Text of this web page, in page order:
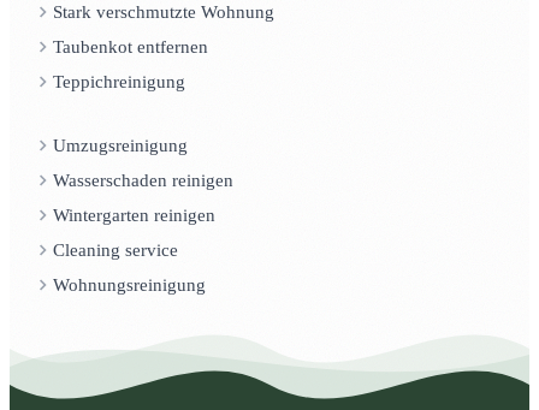
Stark verschmutzte Wohnung
Taubenkot entfernen
Teppichreinigung
Umzugsreinigung
Wasserschaden reinigen
Wintergarten reinigen
Cleaning service
Wohnungsreinigung